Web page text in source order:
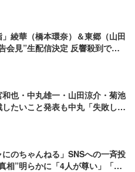
」綾華（橋本環奈）＆東郷（山田
会見”生配信決定 反響殺到でト
和也・中丸雄一・山田涼介・菊池
たいこと発表も中丸「失敗し
のちゃんねる」SNSへの一斉投
相”明らかに「4人が尊い」「答